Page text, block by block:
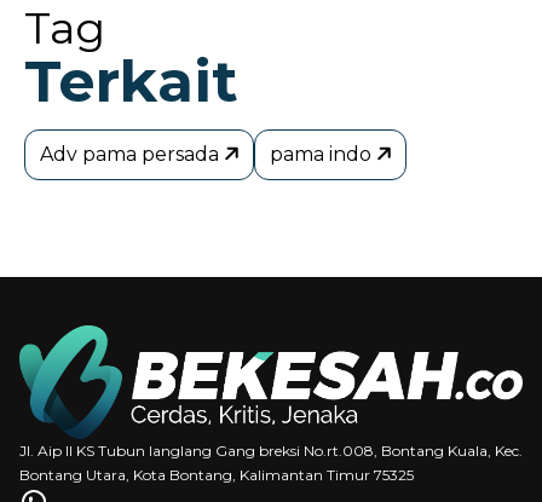
Tag
Terkait
Adv pama persada pama indo
Jl. Aip II KS Tubun langlang Gang breksi No.rt.008, Bontang Kuala, Kec.
Bontang Utara, Kota Bontang, Kalimantan Timur 75325